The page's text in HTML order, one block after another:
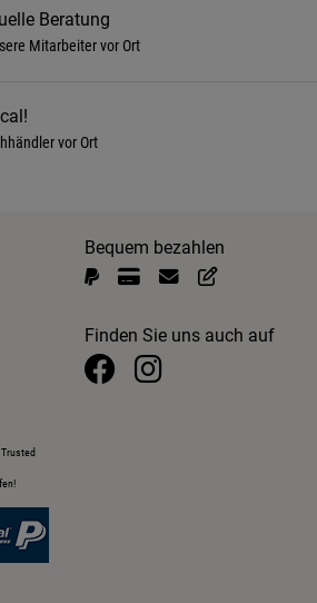
Beratung
Mitarbeiter vor Ort
vor Ort
Bequem bezahlen
Finden Sie uns auch auf